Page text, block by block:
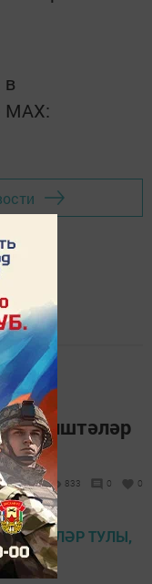
в
MАХ:
киштәләр
833 0 0